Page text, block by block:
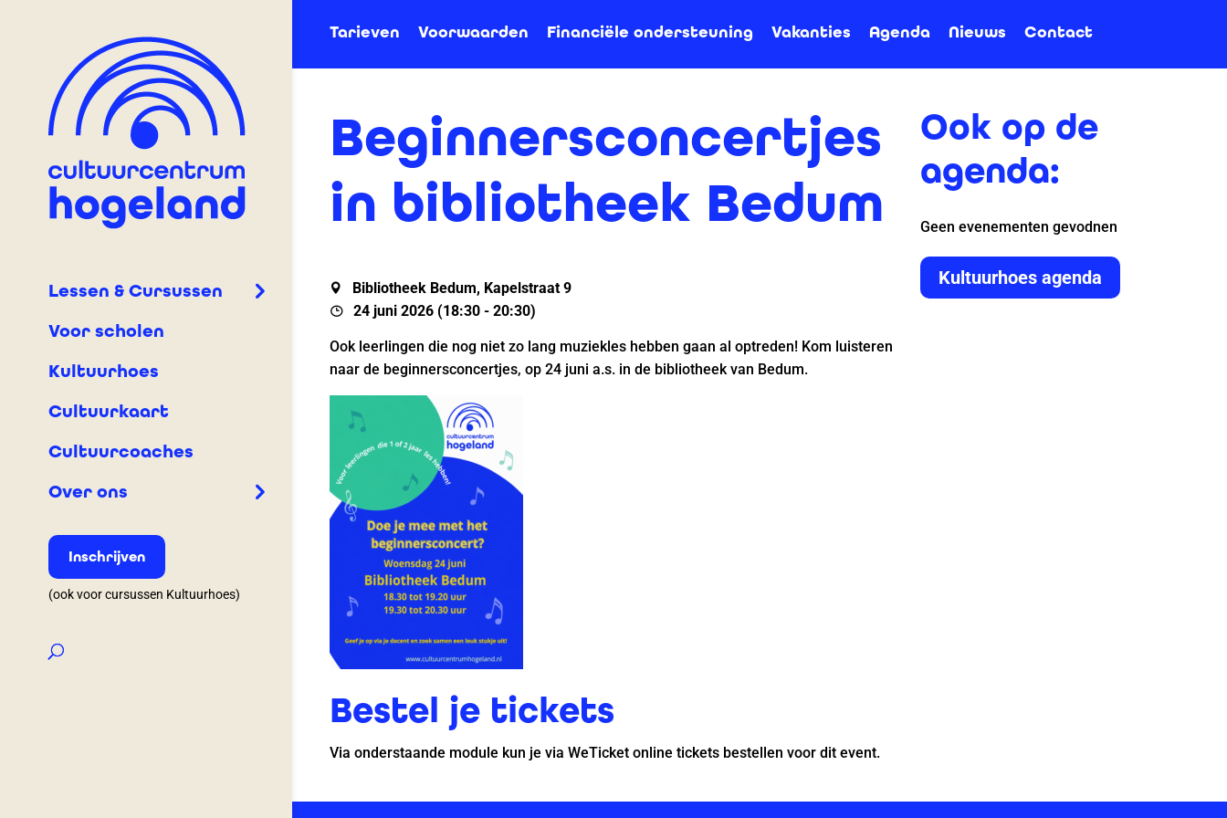
Tarieven Voorwaarden Financiële ondersteuning Vakanties Agenda Nieuws Contact
Lessen & Cursussen
Voor scholen
Kultuurhoes
Cultuurkaart
Cultuurcoaches
Over ons
Inschrijven
(ook voor cursussen Kultuurhoes)
Beginnersconcertjes
in bibliotheek Bedum
Bibliotheek Bedum, Kapelstraat 9
24 juni 2026 (18:30 - 20:30)
Ook leerlingen die nog niet zo lang muziekles hebben gaan al optreden! Kom luisteren
naar de beginnersconcertjes, op 24 juni a.s. in de bibliotheek van Bedum.
Bestel je tickets
Via onderstaande module kun je via WeTicket online tickets bestellen voor dit event.
Ook op de
agenda:
Geen evenementen gevodnen
Kultuurhoes agenda